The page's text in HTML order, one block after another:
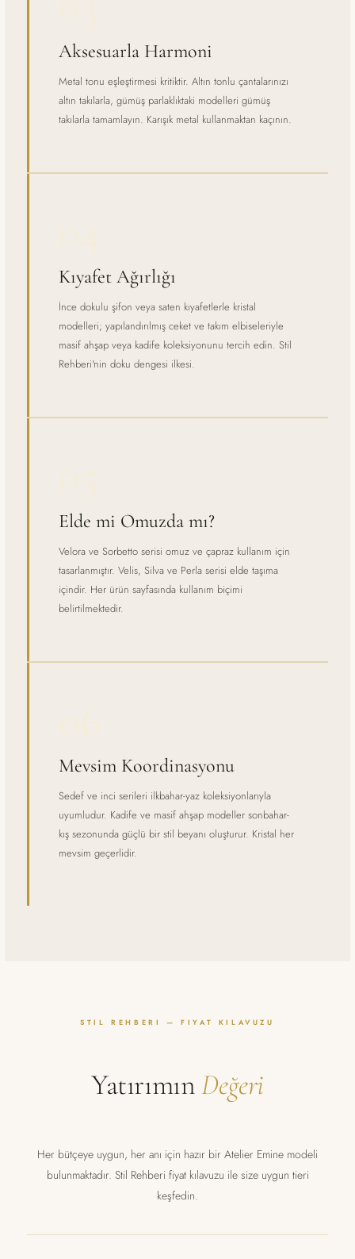
Aksesuarla Harmoni
Metal tonu eşleştirmesi kritiktir. Altın tonlu çantalarınızı
altın takılarla, gümüş parlaklıktaki modelleri gümüş
takılarla tamamlayın. Karışık metal kullanmaktan kaçının.
Kıyafet Ağırlığı
İnce dokulu şifon veya saten kıyafetlerle kristal
modelleri; yapılandırılmış ceket ve takım elbiseleriyle
masif ahşap veya kadife koleksiyonunu tercih edin. Stil
Rehberi'nin doku dengesi ilkesi.
Elde mi Omuzda mı?
Velora ve Sorbetto serisi omuz ve çapraz kullanım için
tasarlanmıştır. Velis, Silva ve Perla serisi elde taşıma
içindir. Her ürün sayfasında kullanım biçimi
belirtilmektedir.
Mevsim Koordinasyonu
Sedef ve inci serileri ilkbahar-yaz koleksiyonlarıyla
uyumludur. Kadife ve masif ahşap modeller sonbahar-
kış sezonunda güçlü bir stil beyanı oluşturur. Kristal her
mevsim geçerlidir.
STIL REHBERI — FIYAT KILAVUZU
YatırımınDeğeri
Her bütçeye uygun, her anı için hazır bir Atelier Emine modeli
bulunmaktadır. Stil Rehberi fiyat kılavuzu ile size uygun tieri
keşfedin.